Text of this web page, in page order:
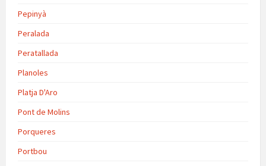
Pepinyà
Peralada
Peratallada
Planoles
Platja D'Aro
Pont de Molins
Porqueres
Portbou